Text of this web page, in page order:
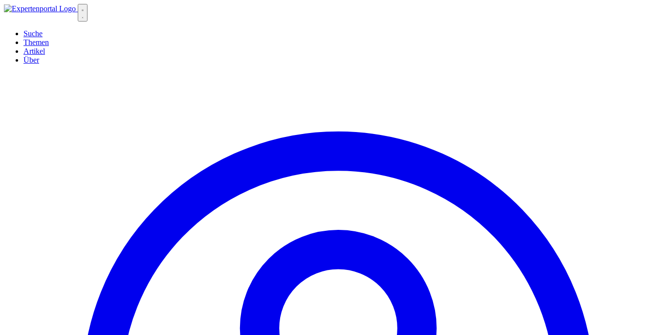
Suche
Themen
Artikel
Über